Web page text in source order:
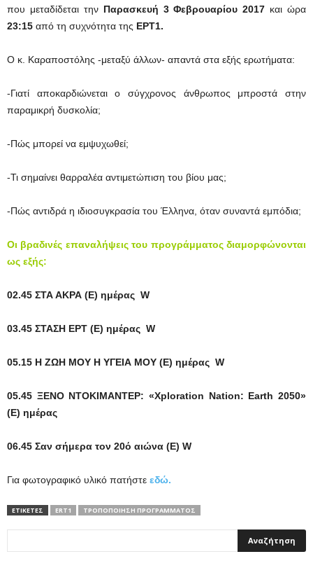
που μεταδίδεται την Παρασκευή 3 Φεβρουαρίου 2017 και ώρα
23:15 από τη συχνότητα της ΕΡΤ1.
Ο κ. Καραποστόλης -μεταξύ άλλων- απαντά στα εξής ερωτήματα:
-Γιατί αποκαρδιώνεται ο σύγχρονος άνθρωπος μπροστά στην
παραμικρή δυσκολία;
-Πώς μπορεί να εμψυχωθεί;
-Τι σημαίνει θαρραλέα αντιμετώπιση του βίου μας;
-Πώς αντιδρά η ιδιοσυγκρασία του Έλληνα, όταν συναντά εμπόδια;
Οι βραδινές επαναλήψεις του προγράμματος διαμορφώνονται
ως εξής:
02.45 ΣΤΑ ΑΚΡΑ (Ε) ημέρας W
03.45 ΣΤΑΣΗ ΕΡΤ (Ε) ημέρας W
05.15 Η ΖΩΗ ΜΟΥ Η ΥΓΕΙΑ ΜΟΥ (Ε) ημέρας W
05.45 ΞΕΝΟ ΝΤΟΚΙΜΑΝΤΕΡ: «Χploration Nation: Earth 2050»
(E) ημέρας
06.45 Σαν σήμερα τον 20ό αιώνα (Ε) W
Για φωτογραφικό υλικό πατήστε εδώ.
ΕΤΙΚΕΤΕΣ ERT1 ΤΡΟΠΟΠΟΊΗΣΗ ΠΡΟΓΡΆΜΜΑΤΟΣ